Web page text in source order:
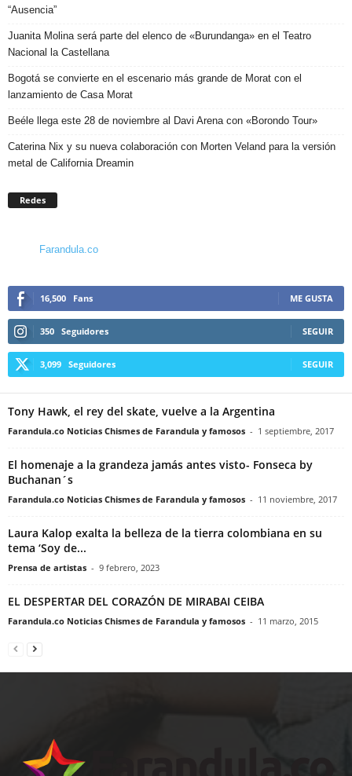
“Ausencia”
Juanita Molina será parte del elenco de «Burundanga» en el Teatro
Nacional la Castellana
Bogotá se convierte en el escenario más grande de Morat con el
lanzamiento de Casa Morat
Beéle llega este 28 de noviembre al Davi Arena con «Borondo Tour»
Caterina Nix y su nueva colaboración con Morten Veland para la versión
metal de California Dreamin
Redes
Farandula.co
16,500 Fans ME GUSTA
350 Seguidores SEGUIR
3,099 Seguidores SEGUIR
Tony Hawk, el rey del skate, vuelve a la Argentina
Farandula.co Noticias Chismes de Farandula y famosos - 1 septiembre, 2017
El homenaje a la grandeza jamás antes visto- Fonseca by
Buchanan´s
Farandula.co Noticias Chismes de Farandula y famosos - 11 noviembre, 2017
Laura Kalop exalta la belleza de la tierra colombiana en su
tema ‘Soy de...
Prensa de artistas - 9 febrero, 2023
EL DESPERTAR DEL CORAZÓN DE MIRABAI CEIBA
Farandula.co Noticias Chismes de Farandula y famosos - 11 marzo, 2015